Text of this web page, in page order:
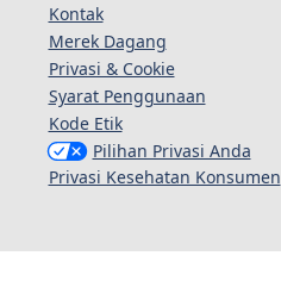
Kontak
Merek Dagang
Privasi & Cookie
Syarat Penggunaan
Kode Etik
Pilihan Privasi Anda
Privasi Kesehatan Konsumen